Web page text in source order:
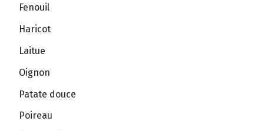
Fenouil
Haricot
Laitue
Oignon
Patate douce
Poireau